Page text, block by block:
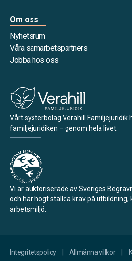
Om oss
Nyhetsrum
Våra samarbetspartners
Jobba hos oss
Vårt systerbolag Verahill Familjejuridik
familjejuridiken – genom hela livet.
Vi är auktoriserade av Sveriges
och har högt ställda krav på utbildning,
arbetsmiljö.
Integritetspolicy Allmänna villkor